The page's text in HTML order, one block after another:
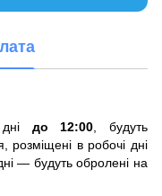
до 12:00 , будуть
в робочі дні
— будуть обролені на